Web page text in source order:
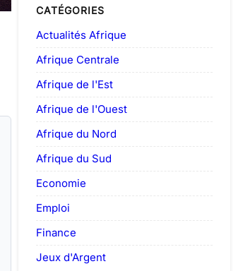
CATÉGORIES
Actualités Afrique
Afrique Centrale
Afrique de l'Est
Afrique de l'Ouest
Afrique du Nord
Afrique du Sud
Economie
Emploi
Finance
Jeux d'Argent